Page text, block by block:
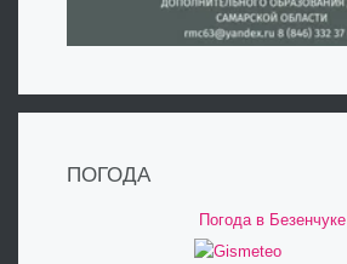
ПОГОДА
Погода в Безенчуке